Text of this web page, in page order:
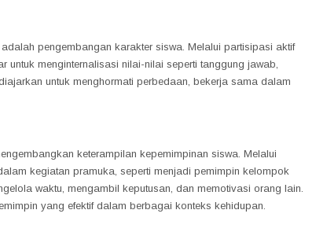
pengembangan karakter siswa. Melalui partisipasi aktif
untuk menginternalisasi nilai-nilai seperti tanggung jawab,
untuk menghormati perbedaan, bekerja sama dalam
keterampilan kepemimpinan siswa. Melalui
kegiatan pramuka, seperti menjadi pemimpin kelompok
waktu, mengambil keputusan, dan memotivasi orang lain.
yang efektif dalam berbagai konteks kehidupan.